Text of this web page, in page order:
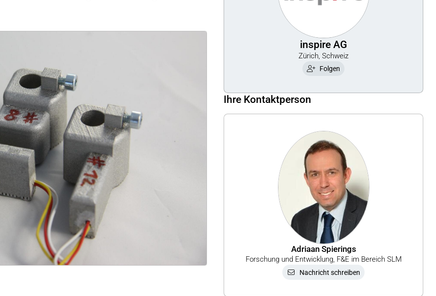
inspire AG
Zürich, Schweiz
Folgen
Ihre Kontaktperson
Adriaan Spierings
Forschung und Entwicklung, F&E im Bereich SLM
Nachricht schreiben